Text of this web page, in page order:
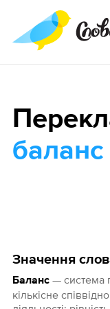
Значення
Баланс— система
кількісне
баланс